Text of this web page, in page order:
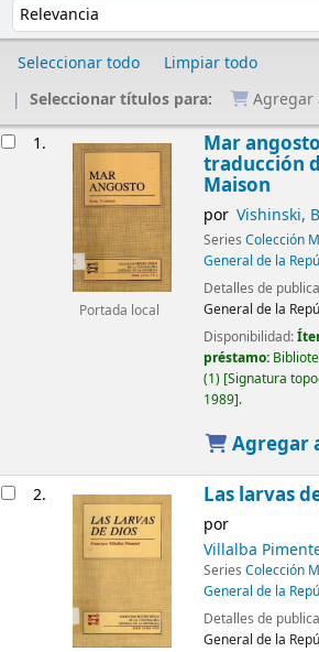
Seleccionar todo
Limpiar todo
Seleccionar títulos para:
Agregar
1.
Portada local
Mar
traducción
Maison
por Vishinski,
Series Colección
General de la
Detalles de
General de la
Disponibilidad:
préstamo:
(1) Signatura
1989 .
Agregar
2. Las larvas
por
Villalba
Series Colección
General de la
Detalles de
General de la